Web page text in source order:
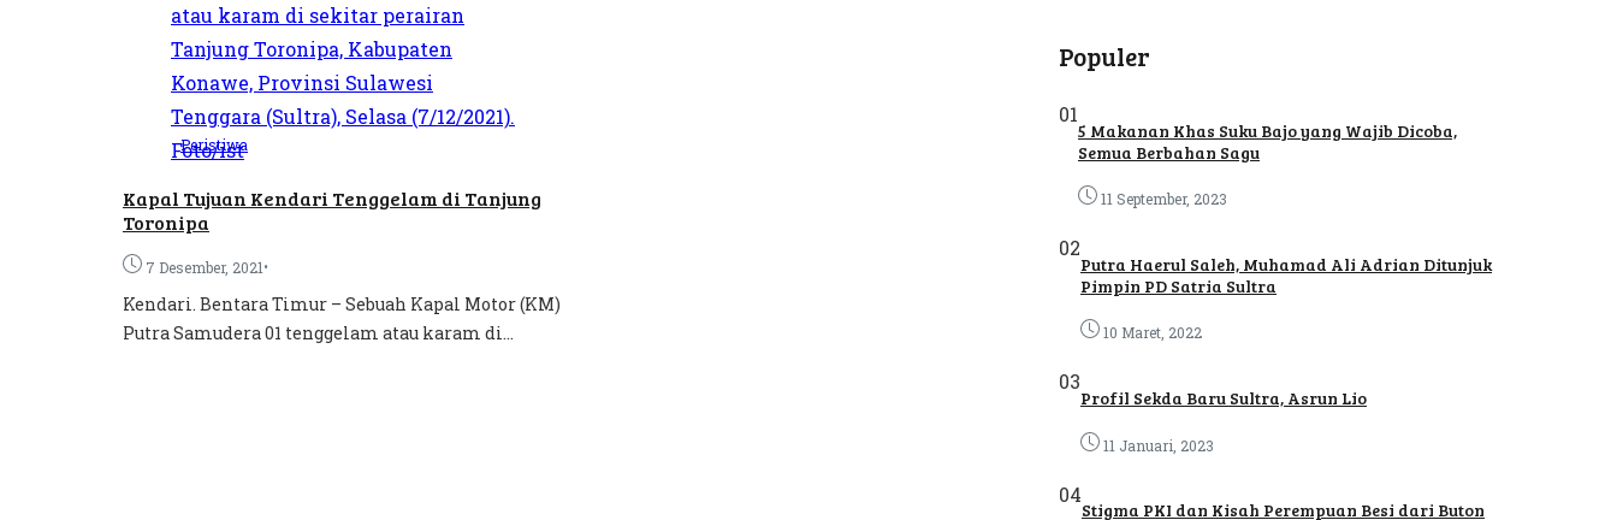
Peristiwa
Kapal Tujuan Kendari Tenggelam di Tanjung
Toronipa
7 Desember, 2021•
Kendari. Bentara Timur – Sebuah Kapal Motor (KM)
Putra Samudera 01 tenggelam atau karam di...
Populer
01
5 Makanan Khas Suku Bajo yang Wajib Dicoba,
Semua Berbahan Sagu
11 September, 2023
02
Putra Haerul Saleh, Muhamad Ali Adrian Ditunjuk
Pimpin PD Satria Sultra
10 Maret, 2022
03
Profil Sekda Baru Sultra, Asrun Lio
11 Januari, 2023
04
Stigma PKI dan Kisah Perempuan Besi dari Buton